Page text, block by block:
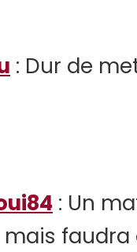
: Dur de
: Un